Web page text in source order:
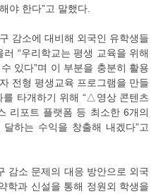
야 한다”고 말했다.
감소에 대비해 외국인 유학생들
“우리학교는 평생 교육을 위해
있다”며 이 부분을 충분히 활용
전형 평생교육 프로그램을 만들
를 타개하기 위해 “△영상 콘텐츠
포트 플랫폼 등 최소한 6개의
하는 수익을 창출해 내겠다”고
감소 문제의 대응 방안으로 외국
학과 신설을 통해 정원외 학생을